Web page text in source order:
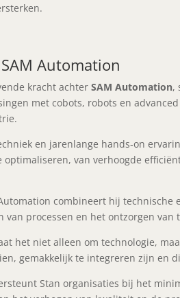
Automation
kracht achterSAM Automation,
met cobots, robots en
en jarenlange hands‑on
optimaliseren, van verhoogde
combineert hij technische
van processen en het ontzorgen van
het niet alleen om technologie,
gemakkelijk te integreren zijn en
Stan organisaties bij het